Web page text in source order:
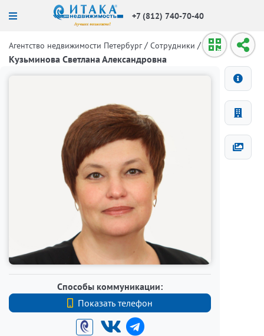
+7 (812) 740-70-40
Агентство недвижимости Петербург / Сотрудники /
Кузьминова Светлана Александровна
Способы коммуникации:
Показать телефон
+7 (812) 740-70-40